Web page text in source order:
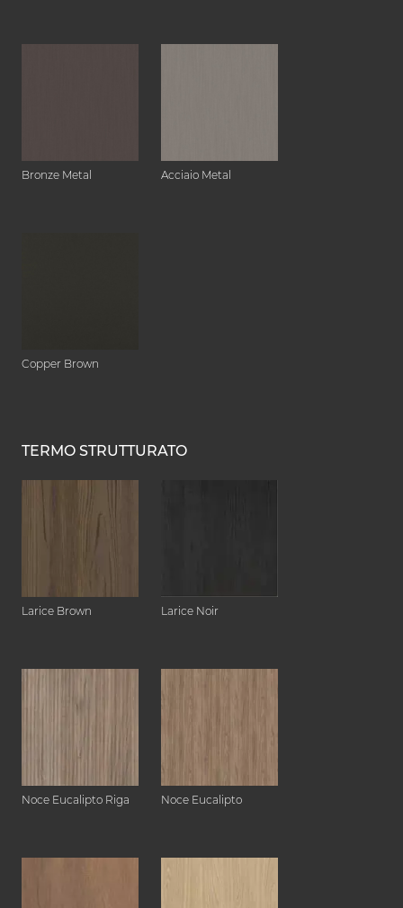
Bronze Metal Acciaio Metal
Copper Brown
TERMO STRUTTURATO
Larice Brown Larice Noir
Noce Eucalipto Riga Noce Eucalipto